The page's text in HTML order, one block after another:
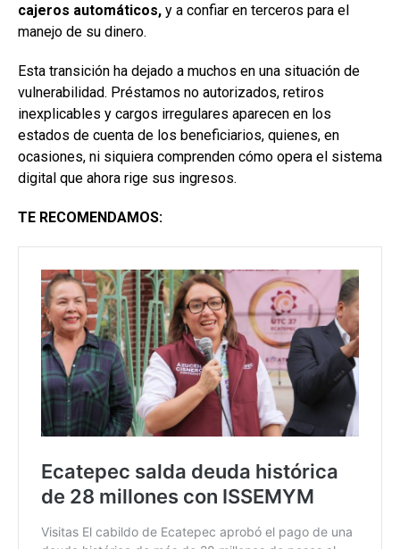
cajeros automáticos, y a confiar en terceros para el
manejo de su dinero.
Esta transición ha dejado a muchos en una situación de
vulnerabilidad. Préstamos no autorizados, retiros
inexplicables y cargos irregulares aparecen en los
estados de cuenta de los beneficiarios, quienes, en
ocasiones, ni siquiera comprenden cómo opera el sistema
digital que ahora rige sus ingresos.
TE RECOMENDAMOS: